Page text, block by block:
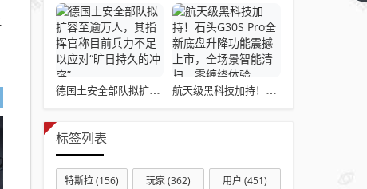
德国土安全部队拟扩容至逾万人，其指挥官称目前兵力不足以应对“旷日持久的冲突” 航天级黑科技加持！石头G30S Pro全新底盘升降功能震撼上市，全场景智能清扫，零缠绕体验
标签列表
特斯拉(156) 玩家(362) 用户 (451)